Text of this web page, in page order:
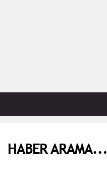
HABER ARAMA...